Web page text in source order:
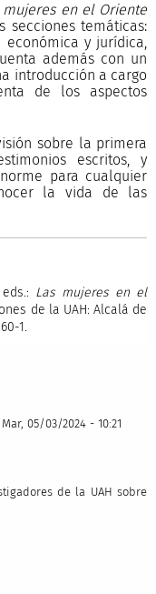
mujeres en el Oriente
temáticas:
y jurídica,
además con un
introducción a cargo
de los aspectos
sobre la primera
escritos, y
para cualquier
la vida de las
Las mujeres en el
de la UAH: Alcalá de
1.
05/03/2024 - 10:21
de la UAH sobre